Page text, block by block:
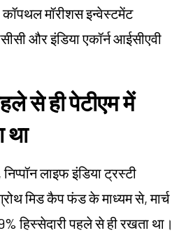
मॉरीशस इन्वेस्टमेंट
और इंडिया एकॉर्न आईसीएवी
से ही पेटीएम में
था
लाइफ इंडिया ट्रस्टी
मिड कैप फंड के माध्यम से, मार्च
हिस्सेदारी पहले से ही रखता था।